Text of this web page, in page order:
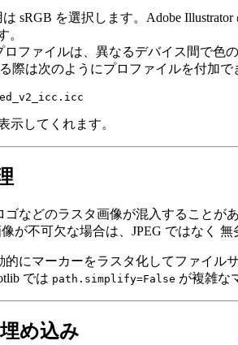
は sRGB を選択します。Adobe
。
ロファイルは、異なるデバイス間で色
は次のようにプロファイルを付加で
示してくれます。
などのラスタ画像が混入することが
が不可欠な場合は、JPEG ではなく 無
にマーカーをラスタ化してファイ
では path.simplify=False が複雑な
め込み